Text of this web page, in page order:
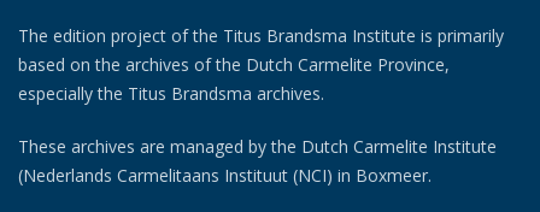
The edition project of the Titus Brandsma Institute is primarily
based on the archives of the Dutch Carmelite Province,
especially the Titus Brandsma archives.
These archives are managed by the Dutch Carmelite Institute
(Nederlands Carmelitaans Instituut (NCI) in Boxmeer.